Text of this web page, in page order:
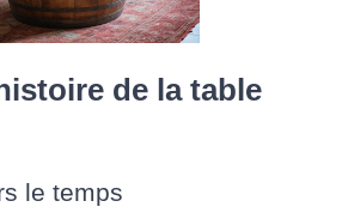
de la table
le temps